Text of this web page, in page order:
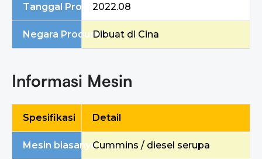
Tanggal Produksi2022.08
Negara ProdusenDibuat di Cina
Informasi Mesin
Spesifikasi Detail
Mesin biasanyaCummins / diesel serupa